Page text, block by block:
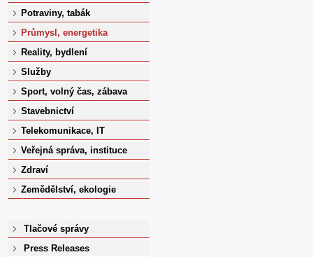
Potraviny, tabák
Průmysl, energetika
Reality, bydlení
Služby
Sport, volný čas, zábava
Stavebnictví
Telekomunikace, IT
Veřejná správa, instituce
Zdraví
Zemědělství, ekologie
Tlačové správy
Press Releases